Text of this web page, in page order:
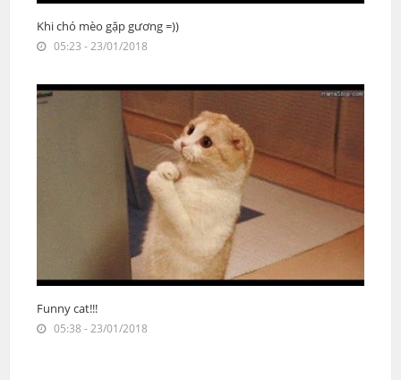
Khi chó mèo gặp gương =))
05:23 - 23/01/2018
Funny cat!!!
05:38 - 23/01/2018